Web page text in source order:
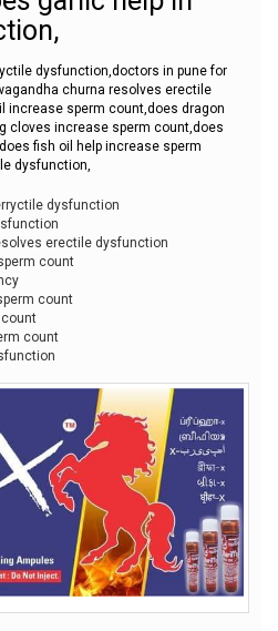
dysfunction,doctors in pune for
churna resolves erectile
increase sperm count,does dragon
cloves increase sperm count,does
fish oil help increase sperm
dysfunction,
dysfunction
erectile dysfunction
count
count
count